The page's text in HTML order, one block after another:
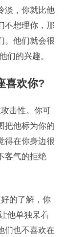
淡，你就比他
不想理你，那
。他们就会很
们的兴趣。
喜欢你?
击性。你可
把他标为你的
得在你身边很
客气的拒绝
的了解，你
他单独呆着
们也不喜欢在